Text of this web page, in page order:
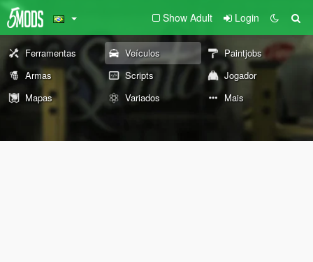
Show Adult Login
Ferramentas Veículos
Paintjobs
Armas
Scripts
Jogador
Mapas
Variados Mais